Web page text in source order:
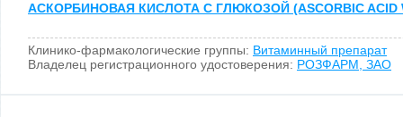
АСКОРБИНОВАЯ КИСЛОТА С ГЛЮКОЗОЙ (ASCORBIC ACID
Клинико-фармакологические группы: Витаминный препарат
Владелец регистрационного удостоверения: РОЗФАРМ, ЗАО